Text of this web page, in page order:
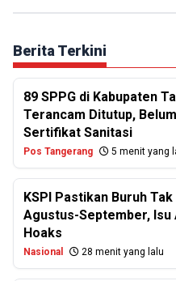
Berita Terkini
89 SPPG di Kabupaten
Terancam Ditutup,
Sertifikat Sanitasi
Pos Tangerang 5 menit yang
KSPI Pastikan Buruh
Agustus-September, Isu
Hoaks
Nasional 28 menit yang lalu